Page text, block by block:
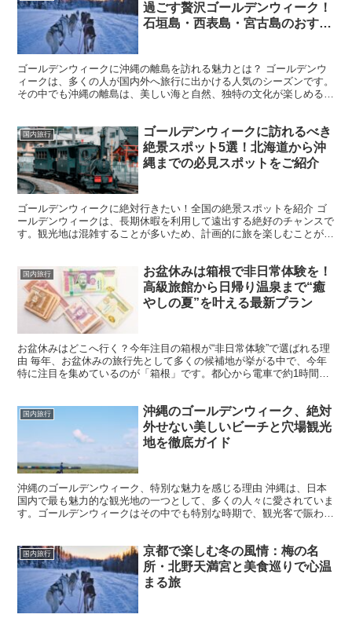
過ごす贅沢ゴールデンウィーク！
石垣島・西表島・宮古島のおすす
ゴールデンウィークに沖縄の離島を訪れる魅力とは？ ゴールデンウ
ィークは、多くの人が国内外へ旅行に出かける人気のシーズンです。
その中でも沖縄の離島は、美しい海と自然、独特の文化が楽しめる魅
国内旅行
ゴールデンウィークに訪れるべき
絶景スポット5選！北海道から沖
縄までの必見スポットをご紹介
ゴールデンウィークに絶対行きたい！全国の絶景スポットを紹介 ゴ
ールデンウィークは、長期休暇を利用して遠出する絶好のチャンスで
す。観光地は混雑することが多いため、計画的に旅を楽しむことが大
国内旅行
お盆休みは箱根で非日常体験を！
高級旅館から日帰り温泉まで“癒
やしの夏”を叶える最新プラン
お盆休みはどこへ行く？今年注目の箱根が“非日常体験”で選ばれる理
由 毎年、お盆休みの旅行先として多くの候補地が挙がる中で、今年
特に注目を集めているのが「箱根」です。都心から電車で約1時間半
国内旅行
沖縄のゴールデンウィーク、絶対
外せない美しいビーチと穴場観光
地を徹底ガイド
沖縄のゴールデンウィーク、特別な魅力を感じる理由 沖縄は、日本
国内で最も魅力的な観光地の一つとして、多くの人々に愛されていま
す。ゴールデンウィークはその中でも特別な時期で、観光客で賑わ
国内旅行
京都で楽しむ冬の風情：梅の名
所・北野天満宮と美食巡りで心温
まる旅